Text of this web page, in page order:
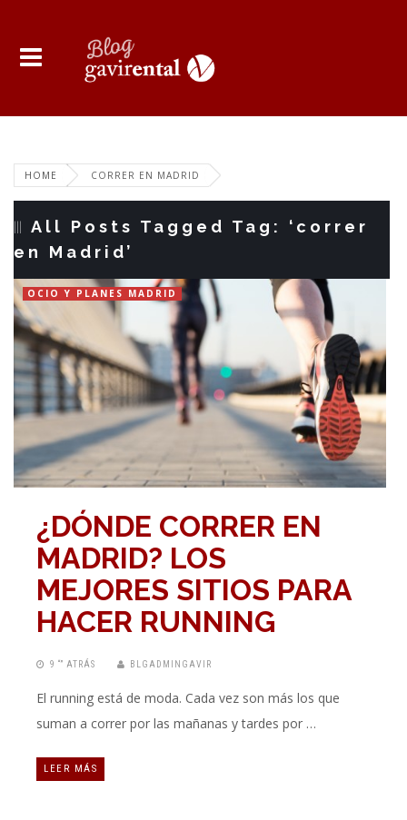
HOME CORRER EN MADRID
All Posts Tagged Tag: ‘correr
en Madrid’
OCIO Y PLANES MADRID
¿DÓNDE CORRER EN
MADRID? LOS
MEJORES SITIOS PARA
HACER RUNNING
9 “” ATRÁS BLGADMINGAVIR
El running está de moda. Cada vez son más los que
suman a correr por las mañanas y tardes por …
LEER MÁS